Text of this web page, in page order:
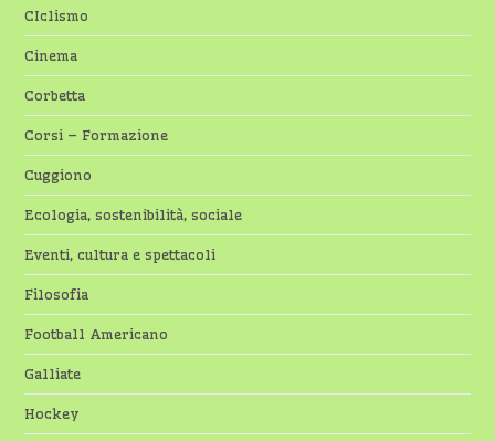
CIclismo
Cinema
Corbetta
Corsi – Formazione
Cuggiono
Ecologia, sostenibilità, sociale
Eventi, cultura e spettacoli
Filosofia
Football Americano
Galliate
Hockey